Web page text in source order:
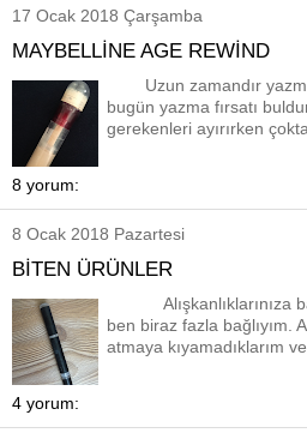
17 Ocak 2018 Çarşamba
MAYBELLİNE AGE REWİND
Uzun zamandır
bugün yazma fırsatı
gerekenleri ayırırken
8 yorum:
8 Ocak 2018 Pazartesi
BİTEN ÜRÜNLER
Alışkanlıklarınıza
ben biraz fazla bağlıyım.
atmaya kıyamadıklarım ve
4 yorum: